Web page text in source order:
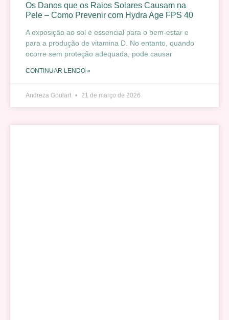
Os Danos que os Raios Solares Causam na
Pele – Como Prevenir com Hydra Age FPS 40
A exposição ao sol é essencial para o bem-estar e
para a produção de vitamina D. No entanto, quando
ocorre sem proteção adequada, pode causar
CONTINUAR LENDO »
Andreza Goulart 21 de março de 2026